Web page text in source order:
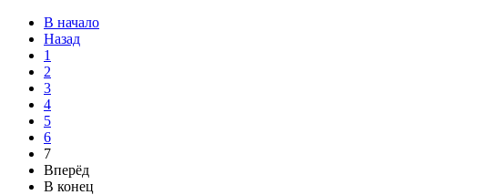
В начало
Назад
1
2
3
4
5
6
7
Вперёд
В конец